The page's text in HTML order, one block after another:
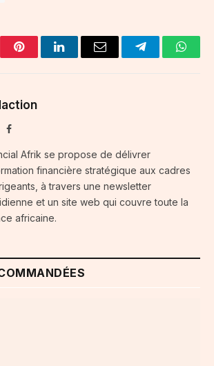
PinterestLinkedInEmail Telegram
Facebook
Afrik se propose de délivrer
financière stratégique aux cadres
à travers une newsletter
et un site web qui couvre toute la
africaine.